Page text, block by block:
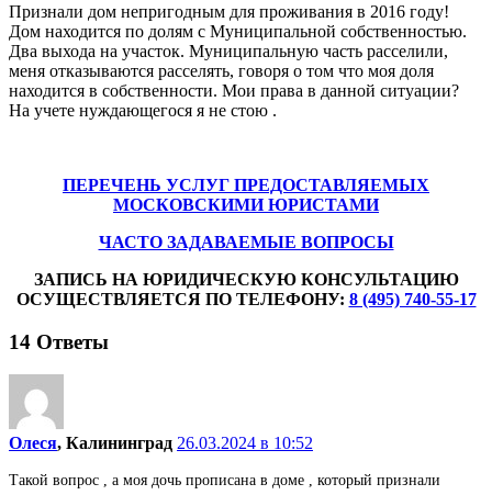
Признали дом непригодным для проживания в 2016 году!
Дом находится по долям с Муниципальной собственностью.
Два выхода на участок. Муниципальную часть расселили,
меня отказываются расселять, говоря о том что моя доля
находится в собственности. Мои права в данной ситуации?
На учете нуждающегося я не стою .
ПЕРЕЧЕНЬ УСЛУГ ПРЕДОСТАВЛЯЕМЫХ
МОСКОВСКИМИ ЮРИСТАМИ
ЧАСТО ЗАДАВАЕМЫЕ ВОПРОСЫ
ЗАПИСЬ НА ЮРИДИЧЕСКУЮ КОНСУЛЬТАЦИЮ
ОСУЩЕСТВЛЯЕТСЯ ПО ТЕЛЕФОНУ: 8 (495) 740-55-17
14 Ответы
Олеся, Калининград 26.03.2024 в 10:52
Такой вопрос , а моя дочь прописана в доме , который признали